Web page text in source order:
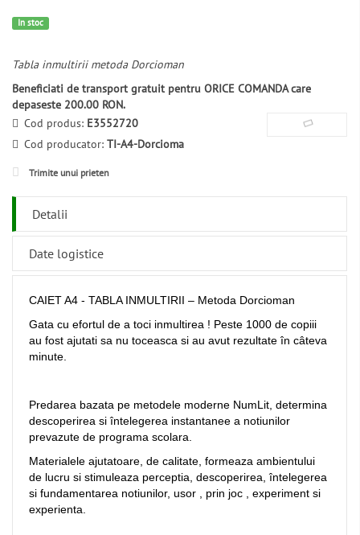
In stoc
Tabla inmultirii metoda Dorcioman
Beneficiati de transport gratuit pentru ORICE COMANDA care
depaseste 200.00 RON.
Cod produs: E3552720
Cod producator: TI-A4-Dorcioma
Trimite unui prieten
Detalii
Date logistice
CAIET A4 - TABLA INMULTIRII – Metoda Dorcioman
Gata cu efortul de a toci inmultirea ! Peste 1000 de copiii
au fost ajutati sa nu toceasca si au avut rezultate în câteva
minute.
Predarea bazata pe metodele moderne NumLit, determina
descoperirea si întelegerea instantanee a notiunilor
prevazute de programa scolara.
Materialele ajutatoare, de calitate, formeaza ambientului
de lucru si stimuleaza perceptia, descoperirea, întelegerea
si fundamentarea notiunilor, usor , prin joc , experiment si
experienta.